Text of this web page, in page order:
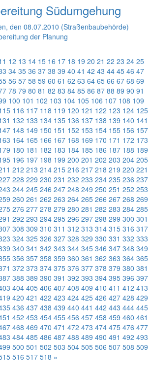
Südumgehung
den 08.07.2010 (Straßenbaubehörde)
der Planung
12 13 14 15 16 17 18 19 20 21 22 23 24 25
34 35 36 37 38 39 40 41 42 43 44 45 46 47
56 57 58 59 60 61 62 63 64 65 66 67 68 69
78 79 80 81 82 83 84 85 86 87 88 89 90 91
100 101 102 103 104 105 106 107 108 109
116 117 118 119 120 121 122 123 124 125
132 133 134 135 136 137 138 139 140 141
148 149 150 151 152 153 154 155 156 157
164 165 166 167 168 169 170 171 172 173
180 181 182 183 184 185 186 187 188 189
196 197 198 199 200 201 202 203 204 205
212 213 214 215 216 217 218 219 220 221
228 229 230 231 232 233 234 235 236 237
244 245 246 247 248 249 250 251 252 253
260 261 262 263 264 265 266 267 268 269
276 277 278 279 280 281 282 283 284 285
292 293 294 295 296 297 298 299 300 301
308 309 310 311 312 313 314 315 316 317
324 325 326 327 328 329 330 331 332 333
340 341 342 343 344 345 346 347 348 349
356 357 358 359 360 361 362 363 364 365
372 373 374 375 376 377 378 379 380 381
388 389 390 391 392 393 394 395 396 397
404 405 406 407 408 409 410 411 412 413
420 421 422 423 424 425 426 427 428 429
436 437 438 439 440 441 442 443 444 445
452 453 454 455 456 457 458 459 460 461
468 469 470 471 472 473 474 475 476 477
484 485 486 487 488 489 490 491 492 493
500 501 502 503 504 505 506 507 508 509
516 517 518 »